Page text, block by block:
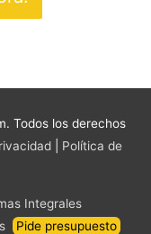
Todos los derechos
Política de
Integrales
Pide presupuesto